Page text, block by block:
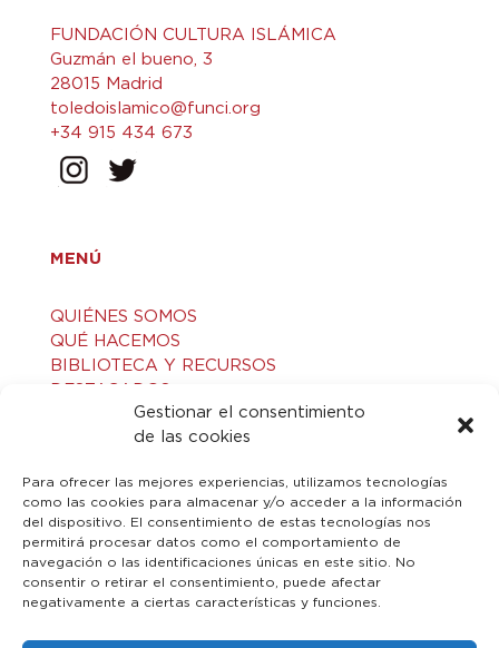
Gestionar el consentimiento
de las cookies
Para ofrecer las mejores experiencias, utilizamos tecnologías
como las cookies para almacenar y/o acceder a la información
del dispositivo. El consentimiento de estas tecnologías nos
permitirá procesar datos como el comportamiento de
navegación o las identificaciones únicas en este sitio. No
consentir o retirar el consentimiento, puede afectar
negativamente a ciertas características y funciones.
FUNDACIÓN CULTURA ISLÁMICA
Guzmán el bueno, 3
28015 Madrid
toledoislamico@funci.org
+34 915 434 673
MENÚ
QUIÉNES SOMOS
QUÉ HACEMOS
BIBLIOTECA Y RECURSOS
DESTACADOS
ACTIVIDADES
VISITAS GUIADAS
LEGAL
AVISO LEGAL
POLÍTICA DE COOKIES